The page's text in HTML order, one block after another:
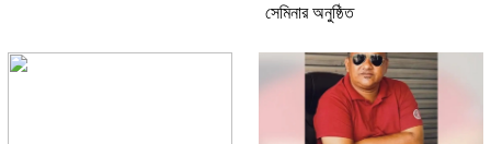
সেমিনার অনুষ্ঠিত